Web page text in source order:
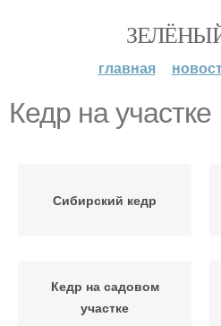
главная
Кедр на участке
Сибирский кедр
Кедр на садовом
участке